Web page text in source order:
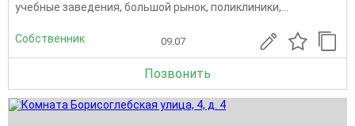
учебные заведения, большой рынок, поликлиники,...
Собственник 09.07
Позвонить